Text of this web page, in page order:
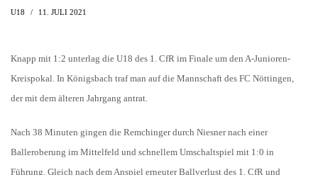
U18 11. JULI 2021
Knapp mit 1:2 unterlag die U18 des 1. CfR im Finale um den A-Junioren-
Kreispokal. In Königsbach traf man auf die Mannschaft des FC Nöttingen,
der mit dem älteren Jahrgang antrat.
Nach 38 Minuten gingen die Remchinger durch Niesner nach einer
Balleroberung im Mittelfeld und schnellem Umschaltspiel mit 1:0 in
Führung. Gleich nach dem Anspiel erneuter Ballverlust des 1. CfR und